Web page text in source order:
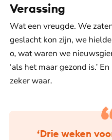
Verassing
Wat een vreugde. We
geslacht kon zijn, we
o, wat waren we
‘als het maar gezond is.’
zeker waar.
‘Drie weken